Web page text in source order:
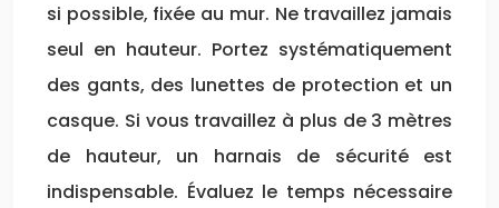
si possible, fixée au mur. Ne travaillez jamais
seul en hauteur. Portez systématiquement
des gants, des lunettes de protection et un
casque. Si vous travaillez à plus de 3 mètres
de hauteur, un harnais de sécurité est
indispensable. Évaluez le temps nécessaire